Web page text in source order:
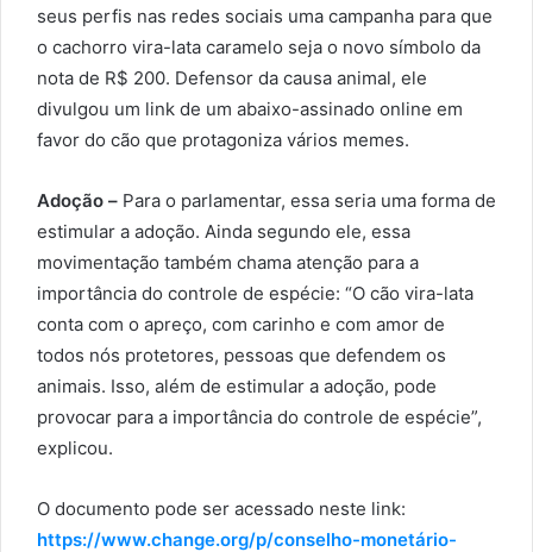
seus perfis nas redes sociais uma campanha para que
o cachorro vira-lata caramelo seja o novo símbolo da
nota de R$ 200. Defensor da causa animal, ele
divulgou um link de um abaixo-assinado online em
favor do cão que protagoniza vários memes.
Adoção – Para o parlamentar, essa seria uma forma de
estimular a adoção. Ainda segundo ele, essa
movimentação também chama atenção para a
importância do controle de espécie: “O cão vira-lata
conta com o apreço, com carinho e com amor de
todos nós protetores, pessoas que defendem os
animais. Isso, além de estimular a adoção, pode
provocar para a importância do controle de espécie”,
explicou.
O documento pode ser acessado neste link:
https://www.change.org/p/conselho-monetário-